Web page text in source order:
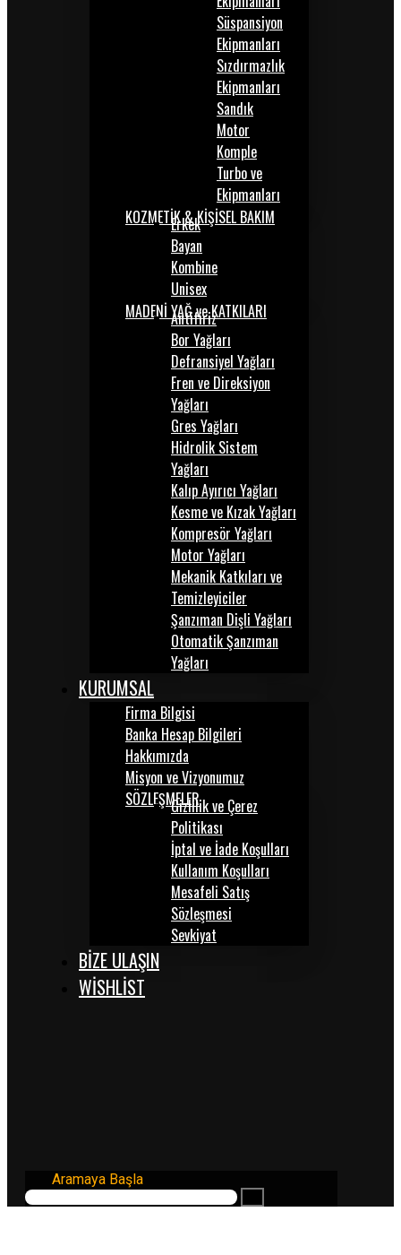
Süspansiyon
Ekipmanları
Sızdırmazlık
Ekipmanları
Sandık
Motor
Komple
Turbo ve
Ekipmanları
KOZMETİK & KİŞİSEL BAKIM
Erkek
Bayan
Kombine
Unisex
MADENİ YAĞ ve KATKILARI
Antifiriz
Bor Yağları
Defransiyel Yağları
Fren ve Direksiyon
Yağları
Gres Yağları
Hidrolik Sistem
Yağları
Kalıp Ayırıcı Yağları
Kesme ve Kızak Yağları
Kompresör Yağları
Motor Yağları
Mekanik Katkıları ve
Temizleyiciler
Şanzıman Dişli Yağları
Otomatik Şanzıman
Yağları
KURUMSAL
Firma Bilgisi
Banka Hesap Bilgileri
Hakkımızda
Misyon ve Vizyonumuz
SÖZLEŞMELERGizlilik ve Çerez
Politikası
İptal ve İade Koşulları
Kullanım Koşulları
Mesafeli Satış
Sözleşmesi
Sevkiyat
BİZE ULAŞIN
WISHLIST
Aramaya Başla